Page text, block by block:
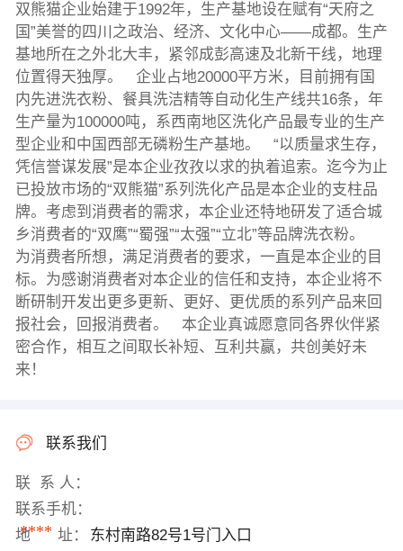
双熊猫企业始建于1992年，生产基地设在赋有“天府之
国”美誉的四川之政治、经济、文化中心——成都。生产
基地所在之外北大丰，紧邻成彭高速及北新干线，地理
位置得天独厚。 企业占地20000平方米，目前拥有国
内先进洗衣粉、餐具洗洁精等自动化生产线共16条，年
生产量为100000吨，系西南地区洗化产品最专业的生产
型企业和中国西部无磷粉生产基地。 “以质量求生存，
凭信誉谋发展”是本企业孜孜以求的执着追索。迄今为止
已投放市场的“双熊猫”系列洗化产品是本企业的支柱品
牌。考虑到消费者的需求，本企业还特地研发了适合城
乡消费者的“双鹰”“蜀强”“太强”“立北”等品牌洗衣粉。
为消费者所想，满足消费者的要求，一直是本企业的目
标。为感谢消费者对本企业的信任和支持，本企业将不
断研制开发出更多更新、更好、更优质的系列产品来回
报社会，回报消费者。 本企业真诚愿意同各界伙伴紧
密合作，相互之间取长补短、互利共赢，共创美好未
来！
联系我们
联 系 人：
联系手机：
****
地 址： 东村南路82号1号门入口